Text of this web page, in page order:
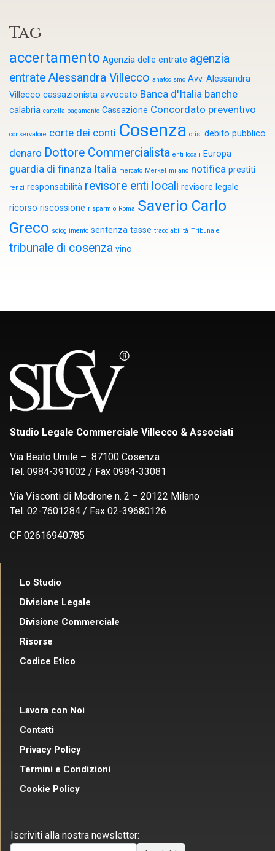
Tag
accertamento Agenzia delle entrate agenzia
entrateAlessandra Villecco anatocismo Avv. Alessandra
Villecco cassazionista avvocato Banca d'Italia banche
calabria cartella pagamento Cassazione Concordato preventivo
conservatore corte dei conti Cosenza crisi debito pubblico
denaro Dottore Commercialista enti locali Europa
guardia di finanza Italia mercato Merkel milano notifica prestiti
renzi responsabilità revisore enti locali revisore legale
ricorso riscossione risparmio Roma Saverio Carlo
Greco scioglimento sentenza tasse tracciabilità Tribunale
tribunale di cosenza vino
Studio Legale Commerciale Villecco & Associati
Via Beato Umile – 87100 Cosenza
Tel. 0984-391002 / Fax 0984-33081
Via Visconti di Modrone n. 2 – 20122 Milano
Tel. 02-7601284 / Fax 02-39680126
CF 02616940785
Lo Studio
Divisione Legale
Divisione Commerciale
Risorse
Codice Etico
Lavora con Noi
Contatti
Privacy Policy
Termini e Condizioni
Cookie Policy
Iscriviti alla nostra newsletter: